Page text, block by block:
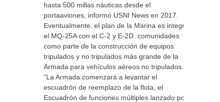
hasta 500 millas náuticas desde el
portaaviones, informó USNI News en 2017.
Eventualmente, el plan de la Marina es integrar
el MQ-25A con el C-2 y E-2D. comunidades
como parte de la construcción de equipos
tripulados y no tripulados más grande de la
Armada para vehículos aéreos no tripulados.
“La Armada comenzará a levantar el
escuadrón de reemplazo de la flota, el
Escuadrón de funciones múltiples lanzado por